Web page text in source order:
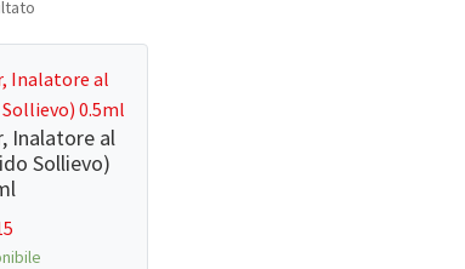
Inalatore al
Sollievo)